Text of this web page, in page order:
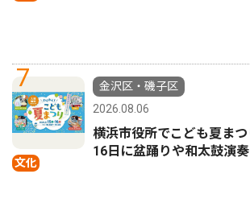
7
文化
金沢区・磯子区
2026.08.06
横浜市役所でこども夏ま
16日に盆踊りや和太鼓演奏